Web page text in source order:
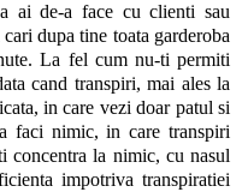
ai de-a face cu clienti sau
dupa tine toata garderoba
La fel cum nu-ti permiti
cand transpiri, mai ales la
in care vezi doar patul si
faci nimic, in care transpiri
concentra la nimic, cu nasul
impotriva transpiratiei